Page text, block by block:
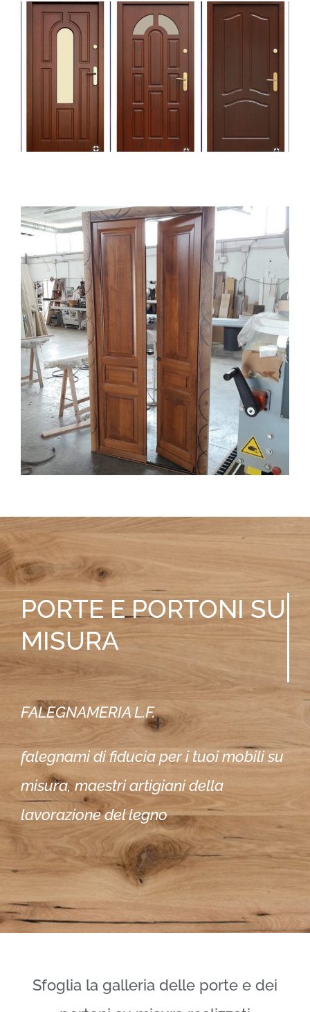
PORTE E PORTONI SU
MISURA
FALEGNAMERIA L.F.
falegnami di fiducia per i tuoi mobili su
misura, maestri artigiani della
lavorazione del legno
Sfoglia la galleria delle porte e dei